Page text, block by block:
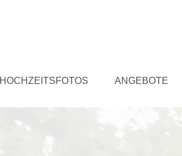
HOCHZEITSFOTOS ANGEBOTE